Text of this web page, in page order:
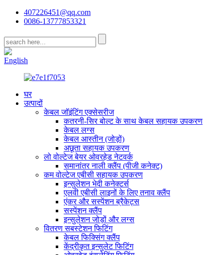
407226451@qq.com
0086-13777853321
English
घर
उत्पादों
केबल जॉइंटिंग एक्सेसरीज
कतरनी-सिर बोल्ट के साथ केबल सहायक उपकरण
केबल लग्स
केबल आस्तीन (जोड़ों)
अछूता सहायक उपकरण
लो वोल्टेज बेयर ओवरहेड नेटवर्क
समानांतर नाली क्लैंप (पीजी कनेक्ट)
कम वोल्टेज एबीसी सहायक उपकरण
इन्सुलेशन भेदी कनेक्टर्स
एलवी एबीसी लाइनों के लिए तनाव क्लैंप
एंकर और सस्पेंशन ब्रैकेट्स
सस्पेंशन क्लैंप
इन्सुलेशन जोड़ों और लग्स
वितरण सबस्टेशन फिटिंग
केबल फिक्सिंग क्लैंप
केंद्रीकृत इन्सुलेट फिटिंग